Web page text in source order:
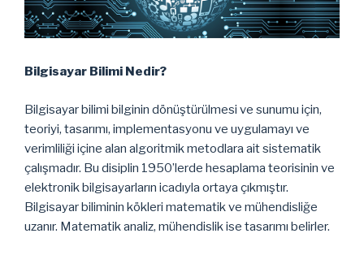
Bilgisayar Bilimi Nedir?
Bilgisayar bilimi bilginin dönüştürülmesi ve sunumu için,
teoriyi, tasarımı, implementasyonu ve uygulamayı ve
verimliliği içine alan algoritmik metodlara ait sistematik
çalışmadır. Bu disiplin 1950’lerde hesaplama teorisinin ve
elektronik bilgisayarların icadıyla ortaya çıkmıştır.
Bilgisayar biliminin kökleri matematik ve mühendisliğe
uzanır. Matematik analiz, mühendislik ise tasarımı belirler.